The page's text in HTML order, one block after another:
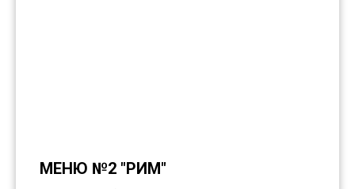
МЕНЮ №2 "РИМ"